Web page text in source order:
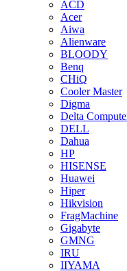
ACD
Acer
Aiwa
Alienware
BLOODY
Benq
CHiQ
Cooler Master
Digma
Delta
DELL
Dahua
HP
HISENSE
Huawei
Hiper
Hikvision
FragMachine
Gigabyte
GMNG
IRU
IIYAMA